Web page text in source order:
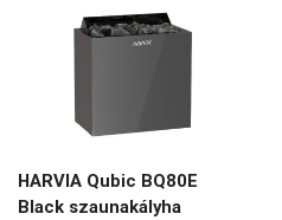
HARVIA Qubic BQ80E
Black szaunakályha